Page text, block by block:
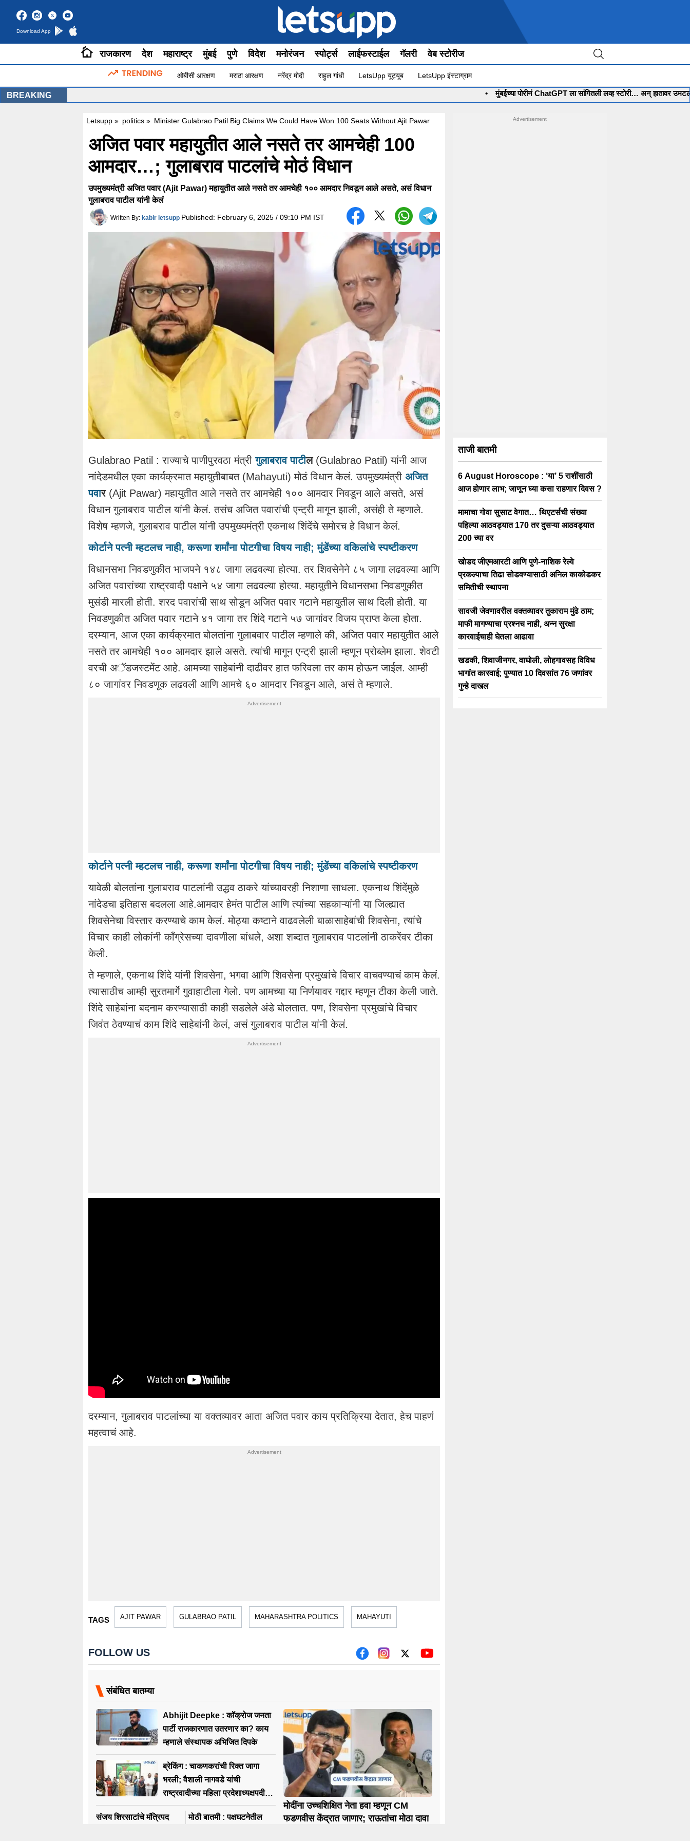
Download App
राजकारण देश महाराष्ट्र मुंबई पुणे विदेश मनोरंजन स्पोर्ट्स लाईफस्टाईल गॅलरी वेब स्टोरीज
ओबीसी आरक्षण मराठा आरक्षण नरेंद्र मोदी राहुल गांधी LetsUpp यूट्यूब LetsUpp इंस्टाग्राम
BREAKING मुंबईच्या पोरीनं ChatGPT ला सांगितली लव्ह स्टोरी… अन् हातावर उमटली
Letsupp » politics » Minister Gulabrao Patil Big Claims We Could Have Won 100 Seats Without Ajit Pawar
अजित पवार महायुतीत आले नसते तर आमचेही 100
आमदार…; गुलाबराव पाटलांचे मोठं विधान
उपमुख्यमंत्री अजित पवार (Ajit Pawar) महायुतीत आले नसते तर आमचेही १०० आमदार निवडून आले असते, असं विधान
गुलाबराव पाटील यांनी केलं
Written By: kabir letsupp Published: February 6, 2025 / 09:10 PM IST
Gulabrao Patil : राज्याचे पाणीपुरवठा मंत्री गुलाबराव पाटील(Gulabrao Patil) यांनी आज
नांदेडमधील एका कार्यक्रमात महायुतीबाबत (Mahayuti) मोठं विधान केलं. उपमुख्यमंत्री अजित
पवार(Ajit Pawar) महायुतीत आले नसते तर आमचेही १०० आमदार निवडून आले असते, असं
विधान गुलाबराव पाटील यांनी केलं. तसंच अजित पवारांची एन्ट्री मागून झाली, असंही ते म्हणाले.
विशेष म्हणजे, गुलाबराव पाटील यांनी उपमुख्यमंत्री एकनाथ शिंदेंचे समोरच हे विधान केलं.
कोर्टाने पत्नी म्हटलच नाही, करूणा शर्मांना पोटगीचा विषय नाही; मुंडेंच्या वकिलांचे स्पष्टीकरण ​
विधानसभा निवडणुकीत भाजपने १४८ जागा लढवल्या होत्या. तर शिवसेनेने ८५ जागा लढवल्या आणि
अजित पवारांच्या राष्ट्रवादी पक्षाने ५४ जागा लढवल्या होत्या. महायुतीने विधानसभा निवडणुकीत
मुसंडी मारली होती. शरद पवारांची साथ सोडून अजित पवार गटाने महायुतील साथ दिली होती. या
निवडणुकीत अजित पवार गटाने ४१ जागा तर शिंदे गटाने ५७ जागांवर विजय प्राप्त केला होता.
दरम्यान, आज एका कार्यक्रमात बोलतांना गुलाबवार पाटील म्हणाले की, अजित पवार महायुतीत आले
नसते तर आमचेही १०० आमदार झाले असते. त्यांची मागून एन्ट्री झाली म्हणून प्रोब्लेम झाला. शेवटी
वरची अॅडजस्टमेंट आहे. आमच्या साहेबांनी दाढीवर हात फरिवला तर काम होऊन जाईल. आम्ही
८० जागांवर निवडणूक लढवली आणि आमचे ६० आमदार निवडून आले, असं ते म्हणाले.
कोर्टाने पत्नी म्हटलच नाही, करूणा शर्मांना पोटगीचा विषय नाही; मुंडेंच्या वकिलांचे स्पष्टीकरण ​
यावेळी बोलतांना गुलाबराव पाटलांनी उद्धव ठाकरे यांच्यावरही निशाणा साधला. एकनाथ शिंदेंमुळे
नांदेडचा इतिहास बदलला आहे.आमदार हेमंत पाटील आणि त्यांच्या सहकाऱ्यांनी या जिल्ह्यात
शिवसेनेचा विस्तार करण्याचे काम केलं. मोठ्या कष्टाने वाढवलेली बाळासाहेबांची शिवसेना, त्यांचे
विचार काही लोकांनी कॉंग्रेसच्या दावणीला बांधले, अशा शब्दात गुलाबराव पाटलांनी ठाकरेंवर टीका
केली.
ते म्हणाले, एकनाथ शिंदे यांनी शिवसेना, भगवा आणि शिवसेना प्रमुखांचे विचार वाचवण्याचं काम केलं.
त्यासाठीच आम्ही सुरतमार्गे गुवाहाटीला गेलो. पण आमच्या या निर्णयावर गद्दार म्हणून टीका केली जाते.
शिंदे साहेबांना बदनाम करण्यासाठी काही सडलेले अंडे बोलतात. पण, शिवसेना प्रमुखांचे विचार
जिवंत ठेवण्याचं काम शिंदे साहेबांनी केलं, असं गुलाबराव पाटील यांनी केलं.
दरम्यान, गुलाबराव पाटलांच्या या वक्तव्यावर आता अजित पवार काय प्रतिक्रिया देतात, हेच पाहणं
महत्वाचं आहे.
TAGS AJIT PAWAR GULABRAO PATIL MAHARASHTRA POLITICS MAHAYUTI
FOLLOW US
संबंधित बातम्या
Abhijit Deepke : कॉक्रोज जनता
पार्टी राजकारणात उतरणार का? काय
म्हणाले संस्थापक अभिजित दिपके
ब्रेकिंग : चाकणकरांची रिक्त जागा
भरली; वैशाली नागवडे यांची
राष्ट्रवादीच्या महिला प्रदेशाध्यक्षपदी
निवड
संजय शिरसाटांचे मंत्रिपद
मोठी बातमी : पक्षघटनेतील
मोदींना उच्चशिक्षित नेता हवा म्हणून CM
फडणवीस केंद्रात जाणार; राऊतांचा मोठा दावा
ताजी बातमी
6 August Horoscope : ‘या’ 5 राशींसाठी
आज होणार लाभ; जाणून घ्या कसा राहणार दिवस ?
मामाचा गोवा सुसाट वेगात… थिएटर्सची संख्या
पहिल्या आठवड्यात 170 तर दुसऱ्या आठवड्यात
200 च्या वर
खोडद जीएमआरटी आणि पुणे-नाशिक रेल्वे
प्रकल्पाचा तिढा सोडवण्यासाठी अनिल काकोडकर
समितीची स्थापना
सावजी जेवणावरील वक्तव्यावर तुकाराम मुंढे ठाम;
माफी मागण्याचा प्रश्नच नाही, अन्न सुरक्षा
कारवाईचाही घेतला आढावा
खडकी, शिवाजीनगर, वाघोली, लोहगावसह विविध
भागांत कारवाई; पुण्यात 10 दिवसांत 76 जणांवर
गुन्हे दाखल